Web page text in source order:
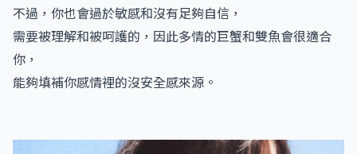
不過，你也會過於敏感和沒有足夠自信，
需要被理解和被呵護的，因此多情的巨蟹和雙魚會很適合
你，
能夠填補你感情裡的沒安全感來源。